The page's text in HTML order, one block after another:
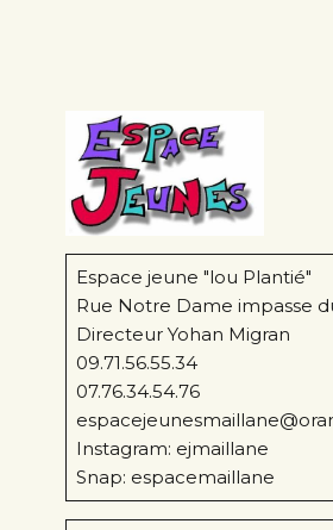
Espace jeune "lou Plantié"
Rue Notre Dame impasse
Directeur Yohan Migran
09.71.56.55.34
07.76.34.54.76
Instagram: ejmaillane
Snap: espacemaillane